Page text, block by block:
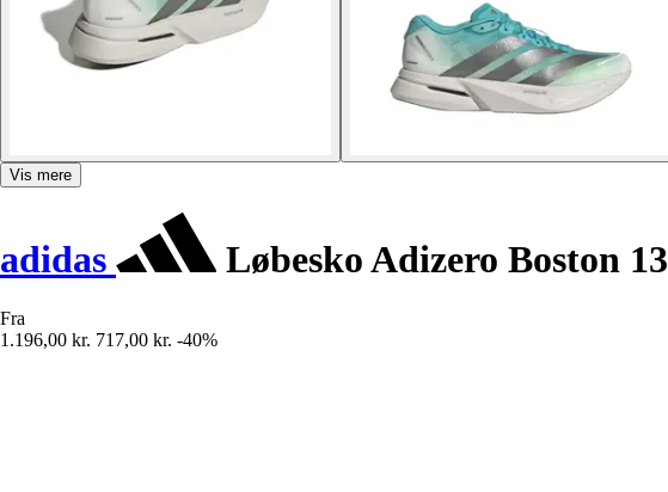
Vis mere
adidas Løbesko Adizero Boston 13
Fra
1.196,00 kr. 717,00 kr. -40%